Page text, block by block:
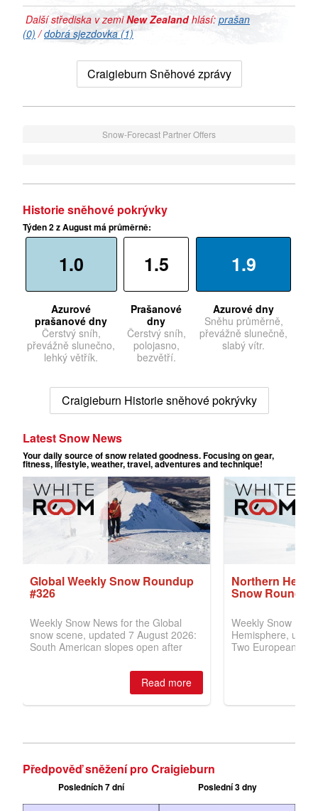
Další střediska v zemiNew Zealandhlásí: prašan
(0) /dobrá sjezdovka (1)
Craigieburn Sněhové zprávy
Snow-Forecast Partner Offers
Historie sněhové pokrývky
Týden 2 z August má průměrně:
1.0
Azurové
prašanové dny
Čerstvý sníh,
převážně slunečno,
lehký větřík.
1.5
Prašanové
dny
Čerstvý sníh,
polojasno,
bezvětří.
1.9
Azurové dny
Sněhu průměrně,
převážně slunečně,
slabý vítr.
Craigieburn Historie sněhové pokrývky
Předpověď sněžení pro Craigieburn
Posledních 7 dní Poslední 3 dny